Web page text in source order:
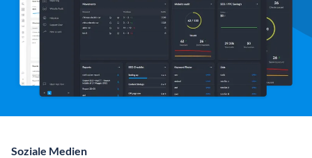
Soziale Medien